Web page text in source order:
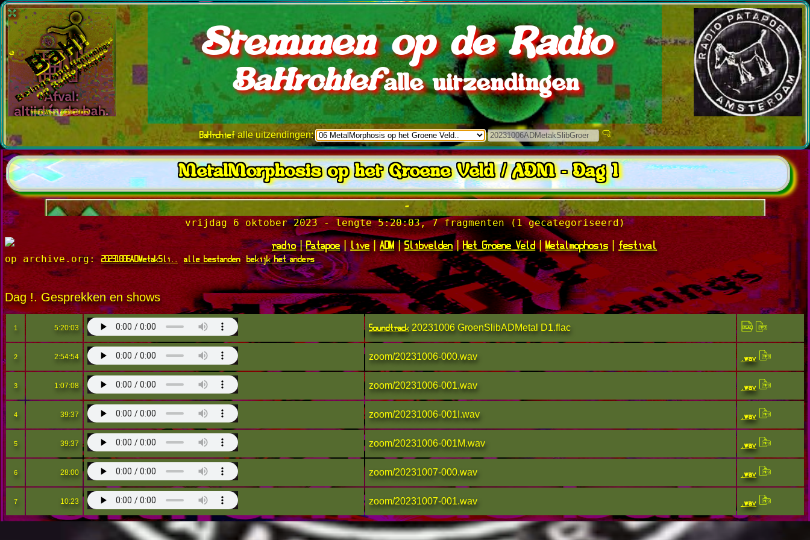
Stemmen op de Radio
BaHrchiefalle uitzendingen
BaHrchiefalle uitzendingen:
MetalMorphosis op het Groene Veld / ADM - Dag 1
-
vrijdag 6 oktober 2023 - lengte 5:20:03, 7 fragmenten (1 gecategoriseerd)
radio|Patapoe|live|ADM|Slibvelden|Het Groene Veld|Metalmophosis|festival
op archive.org:20231006ADMetakSli.. alle bestanden bekijk het anders
Dag !. Gesprekken en shows
1 5:20:03 Soundtrack 20231006 GroenSlibADMetal D1.flac
2 2:54:54 zoom/20231006-000.wav .wav
3 1:07:08 zoom/20231006-001.wav .wav
4 39:37 zoom/20231006-001I.wav .wav
5 39:37 zoom/20231006-001M.wav .wav
6 28:00 zoom/20231007-000.wav .wav
7 10:23 zoom/20231007-001.wav .wav